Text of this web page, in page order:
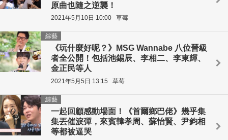
原曲也隨之逆襲！
2021年5月10日 10:00 草莓
《玩什麼好呢？》MSG Wannabe 八位晉級
者全公開！包括池錫辰、李相二、李東輝、
金正民等人
綜藝
2021年5月5日 13:15 草莓
一起回顧感動場面！《首爾鄉巴佬》幾乎集
集丟催淚彈，來賓韓孝周、蘇怡賢、尹鈞相
等都被逼哭
綜藝